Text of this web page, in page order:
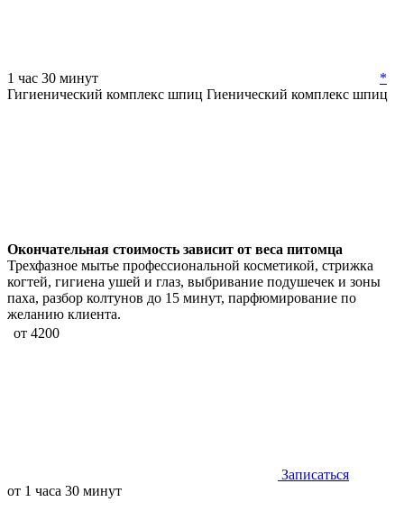
1 час 30 минут
*
Гигиенический комплекс шпиц Гиенический комплекс шпиц
Окончательная стоимость зависит от веса питомца
Трехфазное мытье профессиональной косметикой, стрижка
когтей, гигиена ушей и глаз, выбривание подушечек и зоны
паха, разбор колтунов до 15 минут, парфюмирование по
желанию клиента.
от 4200
Записаться
от 1 часа 30 минут